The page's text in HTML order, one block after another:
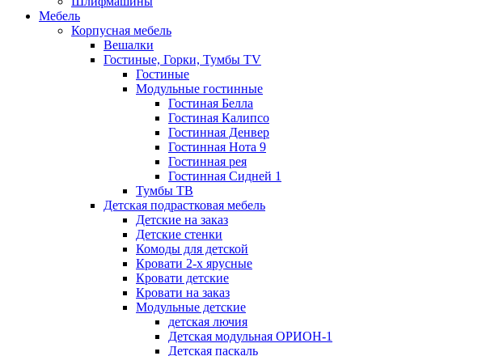
Мебель
Корпусная мебель
Вешалки
Гостиные, Горки, Тумбы TV
Гостиные
Модульные гостинные
Гостиная Белла
Гостиная Калипсо
Гостинная Денвер
Гостинная Нота 9
Гостинная рея
Гостинная Сидней 1
Тумбы ТВ
Детская подрастковая мебель
Детские на заказ
Детские стенки
Комоды для детской
Кровати 2-х ярусные
Кровати детские
Кровати на заказ
Модульные детские
детская лючия
Детская модульная ОРИОН-1
Детская паскаль